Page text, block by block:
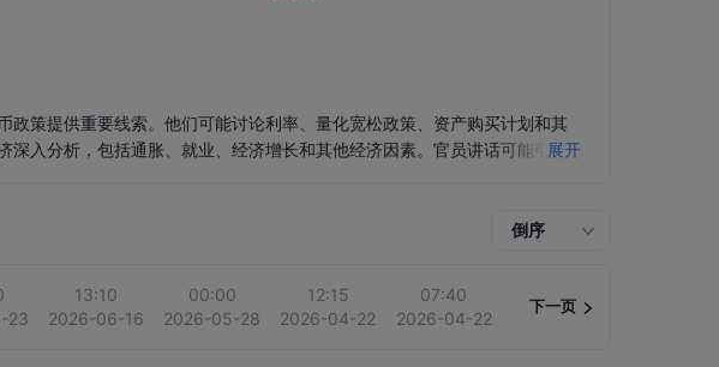
政策提供重要线索。他们可能讨论利率、量化宽松政策、资产购买计划和其
深入分析，包括通胀、就业、经济增长和其他经济因素。官员讲话可能引发
展开
倒序
23
13:10
2026-06-16
00:00
2026-05-28
12:15
2026-04-22
07:40
2026-04-22
下一页